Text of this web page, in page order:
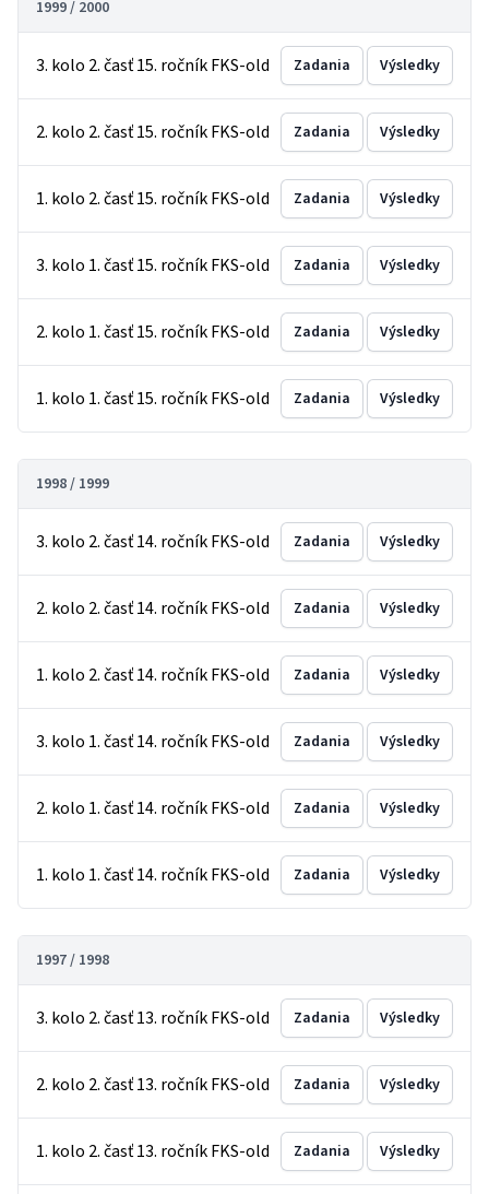
1999 / 2000
3. kolo 2. časť 15. ročník FKS-old Zadania Výsledky
2. kolo 2. časť 15. ročník FKS-old Zadania Výsledky
1. kolo 2. časť 15. ročník FKS-old Zadania Výsledky
3. kolo 1. časť 15. ročník FKS-old Zadania Výsledky
2. kolo 1. časť 15. ročník FKS-old Zadania Výsledky
1. kolo 1. časť 15. ročník FKS-old Zadania Výsledky
1998 / 1999
3. kolo 2. časť 14. ročník FKS-old Zadania Výsledky
2. kolo 2. časť 14. ročník FKS-old Zadania Výsledky
1. kolo 2. časť 14. ročník FKS-old Zadania Výsledky
3. kolo 1. časť 14. ročník FKS-old Zadania Výsledky
2. kolo 1. časť 14. ročník FKS-old Zadania Výsledky
1. kolo 1. časť 14. ročník FKS-old Zadania Výsledky
1997 / 1998
3. kolo 2. časť 13. ročník FKS-old Zadania Výsledky
2. kolo 2. časť 13. ročník FKS-old Zadania Výsledky
1. kolo 2. časť 13. ročník FKS-old Zadania Výsledky